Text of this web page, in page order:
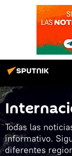
Todas las
informativo.
diferentes